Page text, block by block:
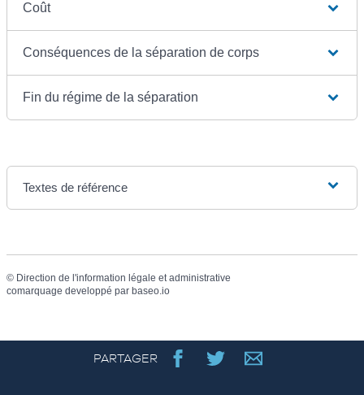
Coût
Conséquences de la séparation de corps
Fin du régime de la séparation
Textes de référence
© Direction de l'information légale et administrative
comarquage developpé par baseo.io
PARTAGER